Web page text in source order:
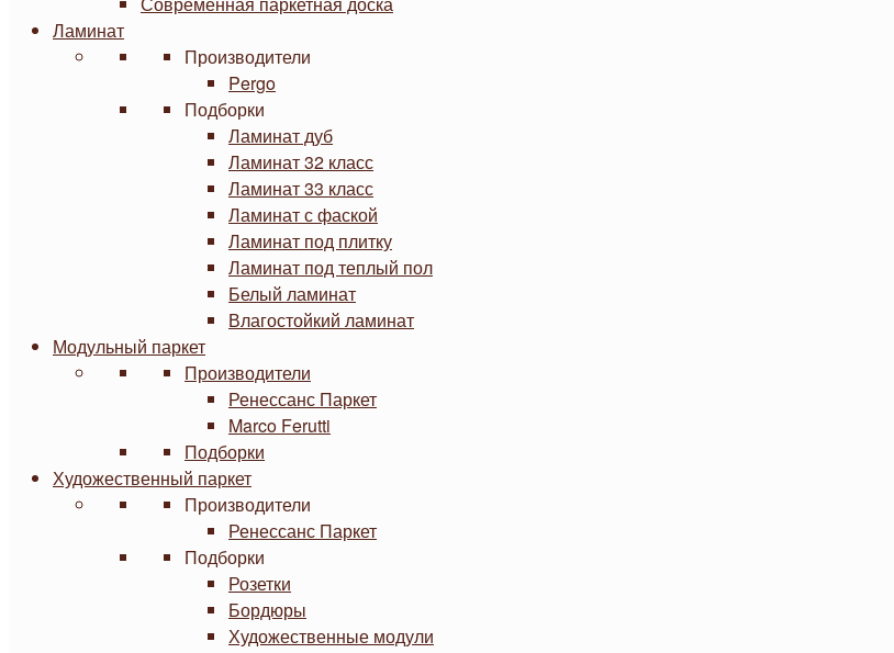
Ламинат
Производители
Pergo
Подборки
Ламинат дуб
Ламинат 32 класс
Ламинат 33 класс
Ламинат с фаской
Ламинат под плитку
Ламинат под теплый пол
Белый ламинат
Влагостойкий ламинат
Модульный паркет
Производители
Ренессанс Паркет
Marco Ferutti
Подборки
Художественный паркет
Производители
Ренессанс Паркет
Подборки
Розетки
Бордюры
Художественные модули